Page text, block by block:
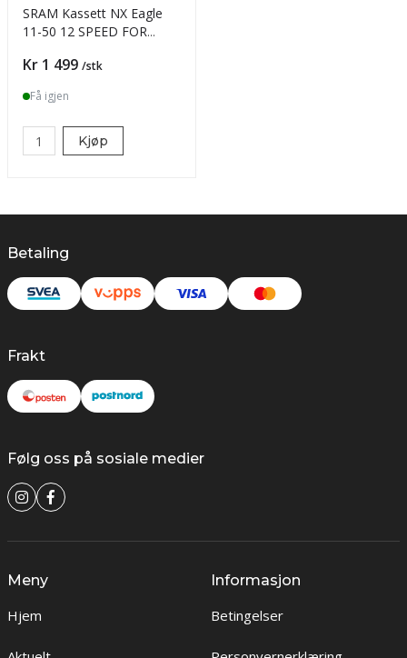
SRAM Kassett NX Eagle
11-50 12 SPEED FOR
Pris
Kr 1 499 /stk
Få igjen
Kjøp
Betaling
Frakt
Følg oss på sosiale medier
Meny
Hjem
Informasjon
Betingelser